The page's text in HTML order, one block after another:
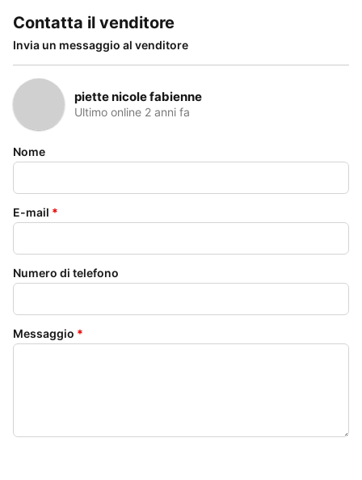
Contatta il venditore
Invia un messaggio al venditore
piette nicole fabienne
Ultimo online 2 anni fa
Nome
E-mail *
Numero di telefono
Messaggio *